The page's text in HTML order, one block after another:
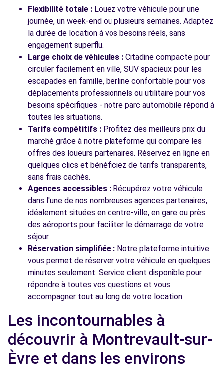
Flexibilité totale : Louez votre véhicule pour une
journée, un week-end ou plusieurs semaines. Adaptez
la durée de location à vos besoins réels, sans
engagement superflu.
Large choix de véhicules : Citadine compacte pour
circuler facilement en ville, SUV spacieux pour les
escapades en famille, berline confortable pour vos
déplacements professionnels ou utilitaire pour vos
besoins spécifiques - notre parc automobile répond à
toutes les situations.
Tarifs compétitifs : Profitez des meilleurs prix du
marché grâce à notre plateforme qui compare les
offres des loueurs partenaires. Réservez en ligne en
quelques clics et bénéficiez de tarifs transparents,
sans frais cachés.
Agences accessibles : Récupérez votre véhicule
dans l'une de nos nombreuses agences partenaires,
idéalement situées en centre-ville, en gare ou près
des aéroports pour faciliter le démarrage de votre
séjour.
Réservation simplifiée : Notre plateforme intuitive
vous permet de réserver votre véhicule en quelques
minutes seulement. Service client disponible pour
répondre à toutes vos questions et vous
accompagner tout au long de votre location.
Les incontournables à
découvrir à Montrevault-sur-
Èvre et dans les environs